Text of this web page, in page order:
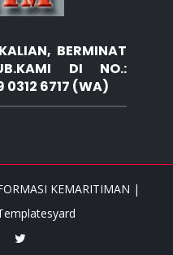
BERMINAT
DI NO.:
6717 (WA)
KEMARITIMAN |